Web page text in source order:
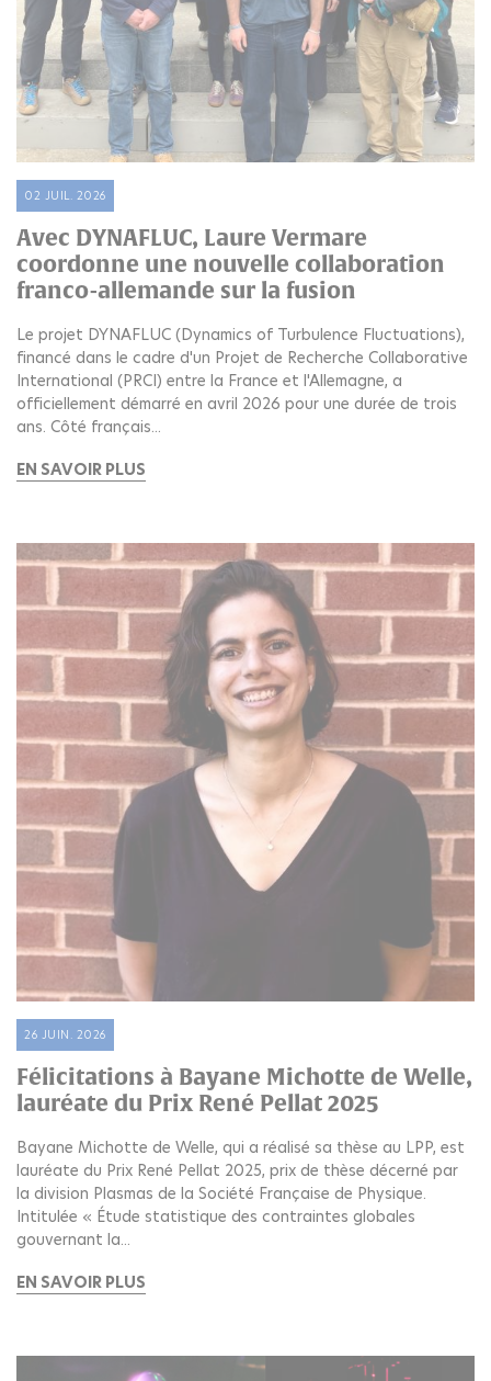
02 JUIL. 2026
Avec DYNAFLUC, Laure Vermare
coordonne une nouvelle collaboration
franco-allemande sur la fusion
Le projet DYNAFLUC (Dynamics of Turbulence Fluctuations),
financé dans le cadre d'un Projet de Recherche Collaborative
International (PRCI) entre la France et l'Allemagne, a
officiellement démarré en avril 2026 pour une durée de trois
ans. Côté français...
EN SAVOIR PLUS
26 JUIN. 2026
Félicitations à Bayane Michotte de Welle,
lauréate du Prix René Pellat 2025
Bayane Michotte de Welle, qui a réalisé sa thèse au LPP, est
lauréate du Prix René Pellat 2025, prix de thèse décerné par
la division Plasmas de la Société Française de Physique.
Intitulée « Étude statistique des contraintes globales
gouvernant la...
EN SAVOIR PLUS